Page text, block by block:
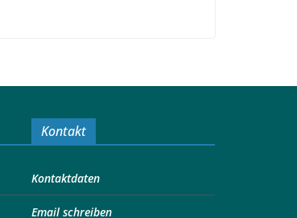
Kontakt
Kontaktdaten
Email schreiben